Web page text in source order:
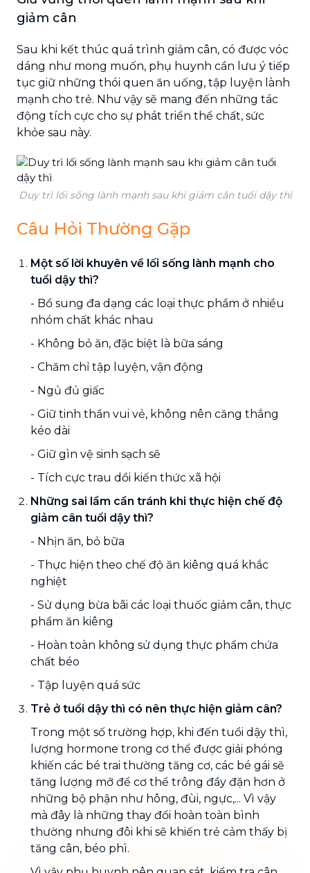
giảm cân
Sau khi kết thúc quá trình giảm cân, có được vóc
dáng như mong muốn, phụ huynh cần lưu ý tiếp
tục giữ những thói quen ăn uống, tập luyện lành
mạnh cho trẻ. Như vậy sẽ mang đến những tác
động tích cực cho sự phát triển thể chất, sức
khỏe sau này.
Duy trì lối sống lành mạnh sau khi giảm cân tuổi dậy thì
Câu Hỏi Thường Gặp
Một số lời khuyên về lối sống lành mạnh cho
tuổi dậy thì?
- Bổ sung đa dạng các loại thực phẩm ở nhiều
nhóm chất khác nhau
- Không bỏ ăn, đặc biệt là bữa sáng
- Chăm chỉ tập luyện, vận động
- Ngủ đủ giấc
- Giữ tinh thần vui vẻ, không nên căng thẳng
kéo dài
- Giữ gìn vệ sinh sạch sẽ
- Tích cực trau dồi kiến thức xã hội
Những sai lầm cần tránh khi thực hiện chế độ
giảm cân tuổi dậy thì?
- Nhịn ăn, bỏ bữa
- Thực hiện theo chế độ ăn kiêng quá khắc
nghiệt
- Sử dụng bừa bãi các loại thuốc giảm cân, thực
phẩm ăn kiêng
- Hoàn toàn không sử dụng thực phẩm chứa
chất béo
- Tập luyện quá sức
Trẻ ở tuổi dậy thì có nên thực hiện giảm cân?
Trong một số trường hợp, khi đến tuổi dậy thì,
lượng hormone trong cơ thể được giải phóng
khiến các bé trai thường tăng cơ, các bé gái sẽ
tăng lượng mỡ để cơ thể trông đầy đặn hơn ở
những bộ phận như hông, đùi, ngực,... Vì vậy
mà đây là những thay đổi hoàn toàn bình
thường nhưng đôi khi sẽ khiến trẻ cảm thấy bị
tăng cân, béo phì.